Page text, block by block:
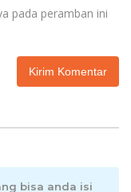
pada peramban ini
bisa anda isi